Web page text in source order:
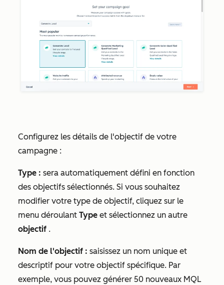
Configurez les détails de l'objectif de votre
campagne :
Type : sera automatiquement défini en fonction
des objectifs sélectionnés. Si vous souhaitez
modifier votre type de objectif, cliquez sur le
menu déroulant Type et sélectionnez un autre
objectif .
Nom de l'objectif : saisissez un nom unique et
descriptif pour votre objectif spécifique. Par
exemple, vous pouvez générer 50 nouveaux MQL